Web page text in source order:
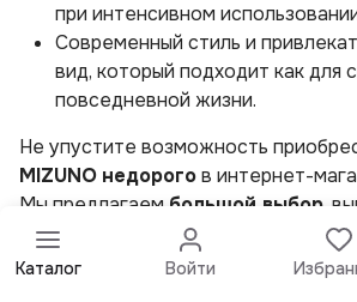
при интенсивном
Современный стиль и
вид, который подходит как для
повседневной жизни.
Не упустите возможность
MIZUNO недорогов интернет-
Мы предлагаем большой выбор ,
доставку
, а также возможность
рассрочку
. Каждая пара
Каталог Войти